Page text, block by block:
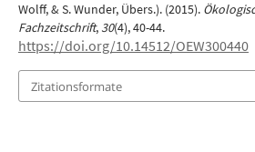
Wolff, & S. Wunder, Übers.). (2015).
Fachzeitschrift, 30(4), 40-44.
https://doi.org/10.14512/OEW300440
Zitationsformate